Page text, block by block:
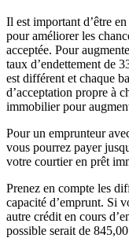
Il est important d’être
pour améliorer les
acceptée. Pour
taux d’endettement de
est différent et chaque
d’acceptation propre à
immobilier pour
Pour un emprunteur
vous pourrez payer
votre courtier en prêt
Prenez en compte les
capacité d’emprunt. Si
autre crédit en cours
possible serait de